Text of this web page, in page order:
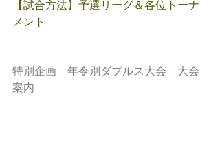
【試合方法】予選リーグ＆各位トーナ
メント
特別企画　年令別ダブルス大会　大会
案内